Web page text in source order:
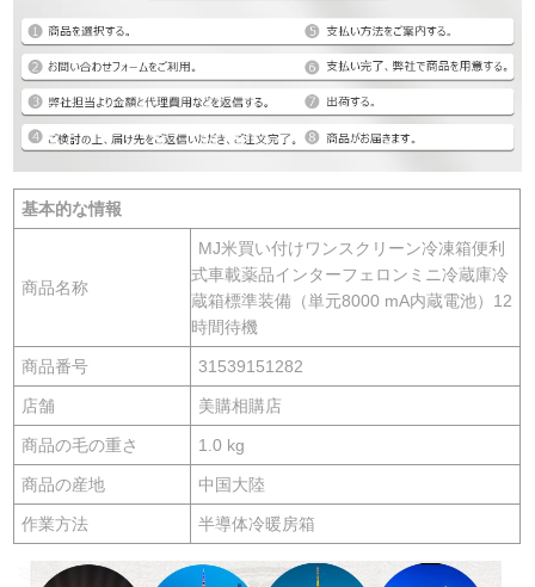
基本的な情報
商品名称
MJ米買い付けワンスクリーン冷凍箱便利
式車載薬品インターフェロンミニ冷蔵庫冷
蔵箱標準装備（単元8000 mA内蔵電池）12
時間待機
商品番号 31539151282
店舗 美購相購店
商品の毛の重さ 1.0 kg
商品の産地 中国大陸
作業方法 半導体冷暖房箱